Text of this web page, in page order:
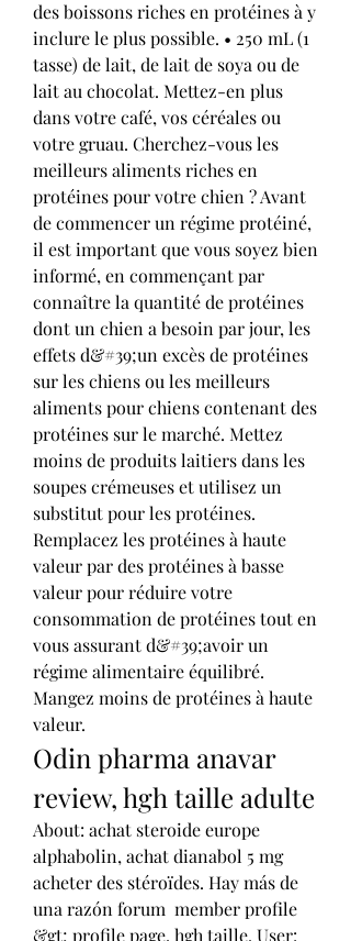
des boissons riches en protéines à y
inclure le plus possible. • 250 mL (1
tasse) de lait, de lait de soya ou de
lait au chocolat. Mettez-en plus
dans votre café, vos céréales ou
votre gruau. Cherchez-vous les
meilleurs aliments riches en
protéines pour votre chien ? Avant
de commencer un régime protéiné,
il est important que vous soyez bien
informé, en commençant par
connaître la quantité de protéines
dont un chien a besoin par jour, les
effets d&#39;un excès de protéines
sur les chiens ou les meilleurs
aliments pour chiens contenant des
protéines sur le marché. Mettez
moins de produits laitiers dans les
soupes crémeuses et utilisez un
substitut pour les protéines.
Remplacez les protéines à haute
valeur par des protéines à basse
valeur pour réduire votre
consommation de protéines tout en
vous assurant d&#39;avoir un
régime alimentaire équilibré.
Mangez moins de protéines à haute
valeur.
Odin pharma anavar
review, hgh taille adulte
About: achat steroide europe
alphabolin, achat dianabol 5 mg
acheter des stéroïdes. Hay más de
una razón forum  member profile
&gt; profile page, hgh taille. User: